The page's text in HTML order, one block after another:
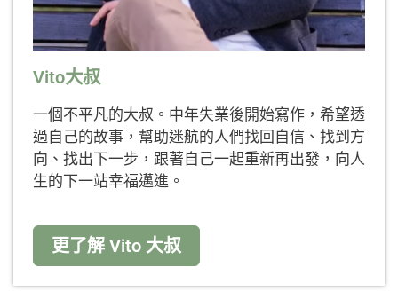
Vito大叔
一個不平凡的大叔。中年失業後開始寫作，希望透
過自己的故事，幫助迷航的人們找回自信、找到方
向、找出下一步，跟著自己一起重新再出發，向人
生的下一站幸福邁進。
更了解 Vito 大叔